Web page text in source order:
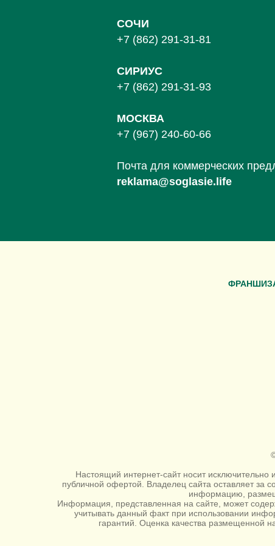
СОЧИ
+7 (862) 291-31-81
СИРИУС
+7 (862) 291-31-93
МОСКВА
+7 (967) 240-60-66
Почта для коммерческих
reklama@soglasie.life
Настоящий интернет-сайт носит
публичной офертой. Владелец сайта оставляет за
информацию,
Информация, представленная на сайте, может
учитывать данный факт при использовании
гарантий. Оценка качества размещенной